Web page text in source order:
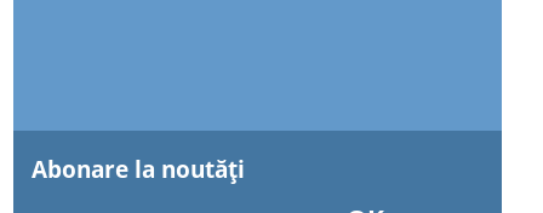
Abonare la noutăţi